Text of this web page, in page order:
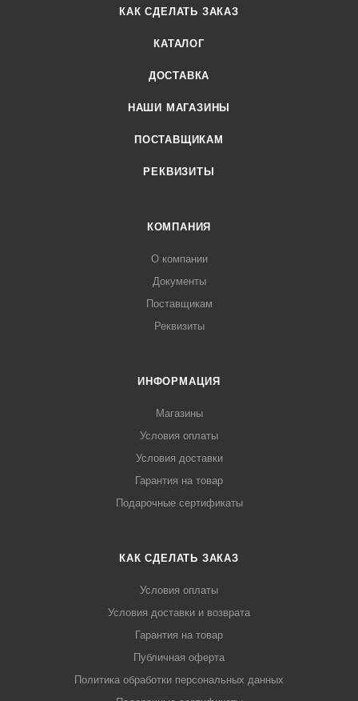
КАК СДЕЛАТЬ ЗАКАЗ
КАТАЛОГ
ДОСТАВКА
НАШИ МАГАЗИНЫ
ПОСТАВЩИКАМ
РЕКВИЗИТЫ
КОМПАНИЯ
О компании
Документы
Поставщикам
Реквизиты
ИНФОРМАЦИЯ
Магазины
Условия оплаты
Условия доставки
Гарантия на товар
Подарочные сертификаты
КАК СДЕЛАТЬ ЗАКАЗ
Условия оплаты
Условия доставки и возврата
Гарантия на товар
Публичная оферта
Политика обработки персональных данных